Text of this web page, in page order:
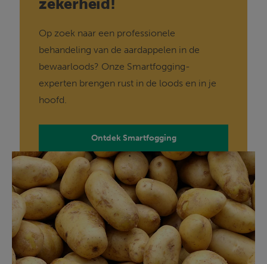
Op zoek naar een professionele
behandeling van de aardappelen in de
bewaarloods? Onze Smartfogging-
experten brengen rust in de loods en in je
hoofd.
Ontdek Smartfogging